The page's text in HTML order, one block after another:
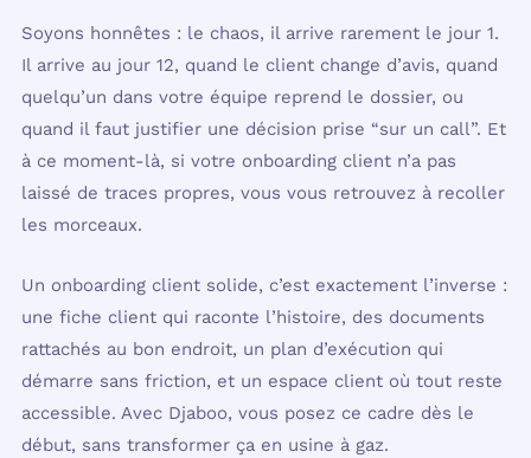
Soyons honnêtes : le chaos, il arrive rarement le jour 1.
Il arrive au jour 12, quand le client change d’avis, quand
quelqu’un dans votre équipe reprend le dossier, ou
quand il faut justifier une décision prise “sur un call”. Et
à ce moment-là, si votre onboarding client n’a pas
laissé de traces propres, vous vous retrouvez à recoller
les morceaux.
Un onboarding client solide, c’est exactement l’inverse :
une fiche client qui raconte l’histoire, des documents
rattachés au bon endroit, un plan d’exécution qui
démarre sans friction, et un espace client où tout reste
accessible. Avec Djaboo, vous posez ce cadre dès le
début, sans transformer ça en usine à gaz.